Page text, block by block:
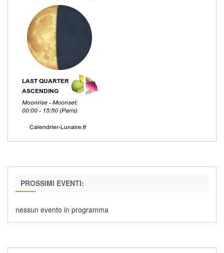
PROSSIMI EVENTI:
nessun evento in programma